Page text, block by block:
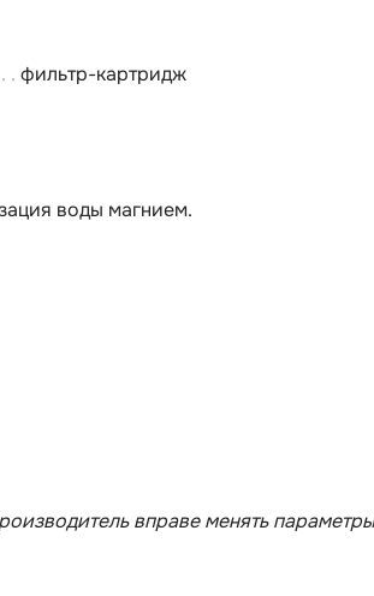
фильтр-картридж
воды магнием.
вправе менять